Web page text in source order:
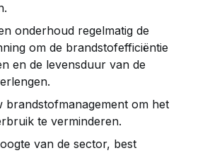
onderhoud regelmatig de
om de brandstofefficiëntie
en de levensduur van de
brandstofmanagement om het
te verminderen.
van de sector, best